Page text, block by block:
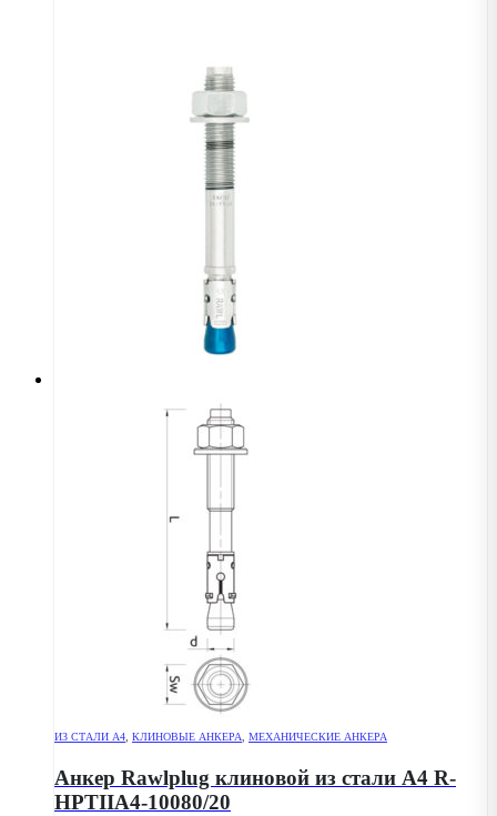
ИЗ СТАЛИ А4 КЛИНОВЫЕ АНКЕРА МЕХАНИЧЕСКИЕ АНКЕРА
Анкер Rawlplug клиновой из стали А4 R-
HPTIIA4-10080/20